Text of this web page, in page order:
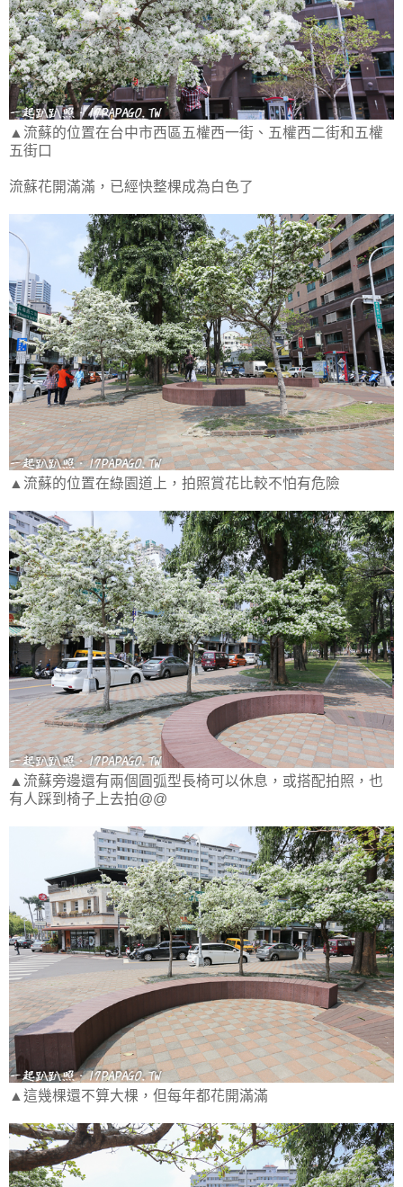
▲流蘇的位置在台中市西區五權西一街、五權西二街和五權
五街口
流蘇花開滿滿，已經快整棵成為白色了
▲流蘇的位置在綠園道上，拍照賞花比較不怕有危險
▲流蘇旁邊還有兩個圓弧型長椅可以休息，或搭配拍照，也
有人踩到椅子上去拍@@
▲這幾棵還不算大棵，但每年都花開滿滿